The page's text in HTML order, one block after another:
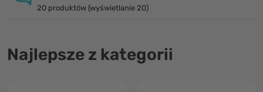
20 produktów (wyświetlanie 20)
Najlepsze z kategorii